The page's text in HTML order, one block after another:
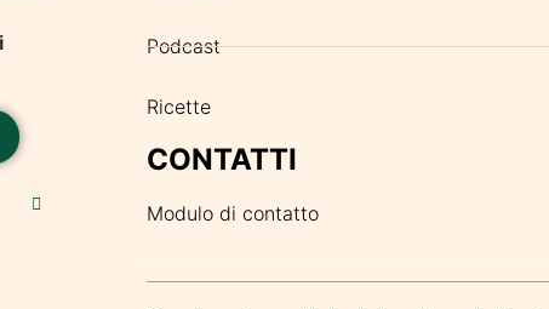
Podcast
Ricette
CONTATTI
Modulo di contatto